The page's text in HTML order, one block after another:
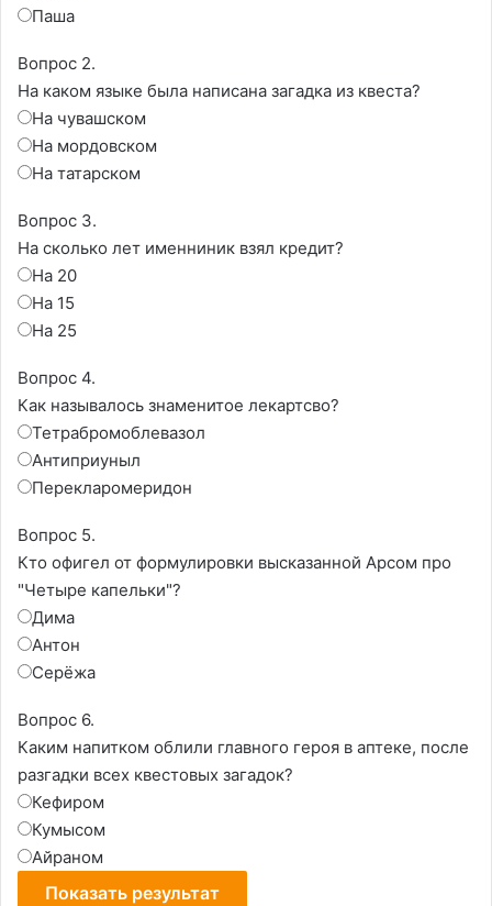
Паша
Вопрос 2.
На каком языке была написана загадка из квеста?
На чувашском
На мордовском
На татарском
Вопрос 3.
На сколько лет именниник взял кредит?
На 20
На 15
На 25
Вопрос 4.
Как называлось знаменитое лекартсво?
Тетрабромоблевазол
Антиприуныл
Перекларомеридон
Вопрос 5.
Кто офигел от формулировки высказанной Арсом про
"Четыре капельки"?
Дима
Антон
Серёжа
Вопрос 6.
Каким напитком облили главного героя в аптеке, после
разгадки всех квестовых загадок?
Кефиром
Кумысом
Айраном